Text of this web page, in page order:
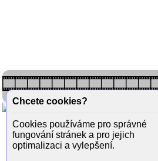
Chcete cookies?
Cookies používáme pro správné
fungování stránek a pro jejich
optimalizaci a vylepšení.